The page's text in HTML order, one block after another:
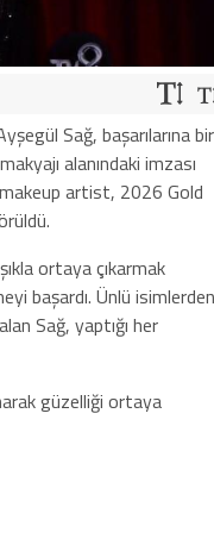
Sağ, başarılarına bir
alanındaki imzası
artist, 2026 Gold
ortaya çıkarmak
başardı. Ünlü isimlerden
Sağ, yaptığı her
güzelliği ortaya